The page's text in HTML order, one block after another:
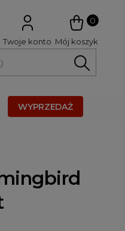
0
Mój koszyk
Twoje konto
WYPRZEDAŻ